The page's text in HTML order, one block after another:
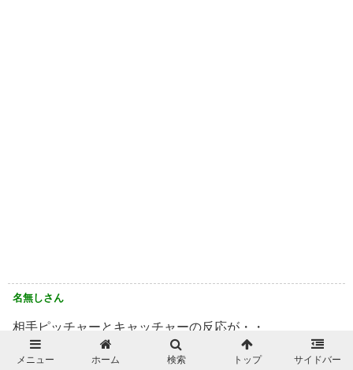
名無しさん
相手ピッチャーとキャッチャーの反応が・・
メジャーのスタメンクラスが呆然としてる樣が事のすごさ
メニュー ホーム 検索 トップ サイドバー